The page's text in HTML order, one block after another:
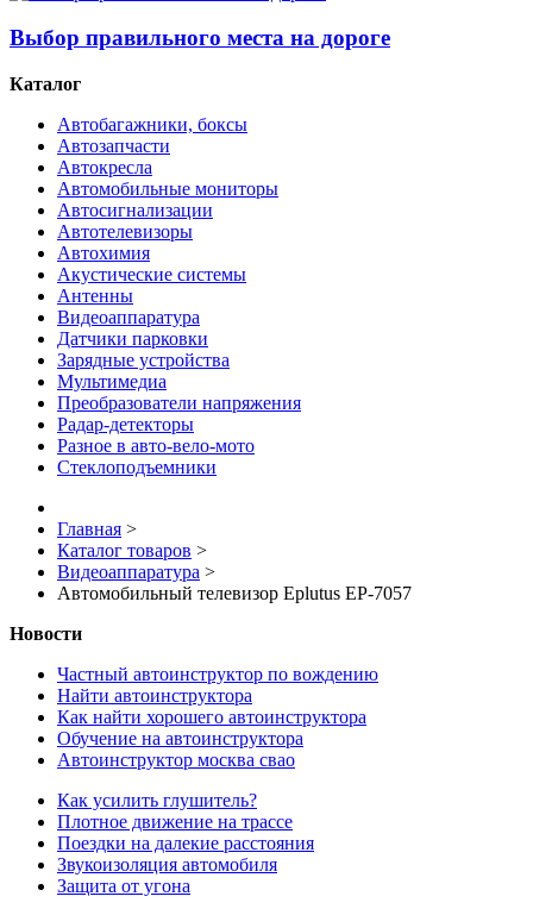
Выбор правильного места на дороге
Каталог
Автобагажники, боксы
Автозапчасти
Автокресла
Автомобильные мониторы
Автосигнализации
Автотелевизоры
Автохимия
Акустические системы
Антенны
Видеоаппаратура
Датчики парковки
Зарядные устройства
Мультимедиа
Преобразователи напряжения
Радар-детекторы
Разное в авто-вело-мото
Стеклоподъемники
Главная >
Каталог товаров >
Видеоаппаратура >
Автомобильный телевизор Eplutus EP-7057
Новости
Частный автоинструктор по вождению
Найти автоинструктора
Как найти хорошего автоинструктора
Обучение на автоинструктора
Автоинструктор москва свао
Как усилить глушитель?
Плотное движение на трассе
Поездки на далекие расстояния
Звукоизоляция автомобиля
Защита от угона